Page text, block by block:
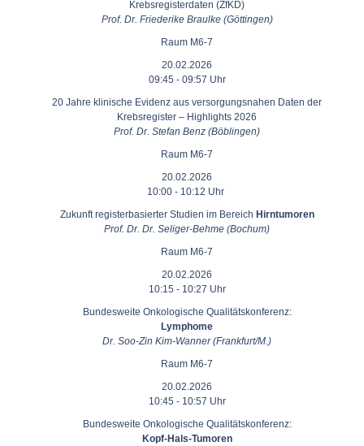
Krebsregisterdaten (ZfKD)
Prof. Dr. Friederike Braulke (Göttingen)
Raum M6-7
20.02.2026
09:45 - 09:57 Uhr
20 Jahre klinische Evidenz aus versorgungsnahen Daten der
Krebsregister ‒ Highlights 2026
Prof. Dr. Stefan Benz (Böblingen)
Raum M6-7
20.02.2026
10:00 - 10:12 Uhr
Zukunft registerbasierter Studien im Bereich Hirntumoren
Prof. Dr. Dr. Seliger-Behme (Bochum)
Raum M6-7
20.02.2026
10:15 - 10:27 Uhr
Bundesweite Onkologische Qualitätskonferenz:
Lymphome
Dr. Soo-Zin Kim-Wanner (Frankfurt/M.)
Raum M6-7
20.02.2026
10:45 - 10:57 Uhr
Bundesweite Onkologische Qualitätskonferenz:
Kopf-Hals-Tumoren